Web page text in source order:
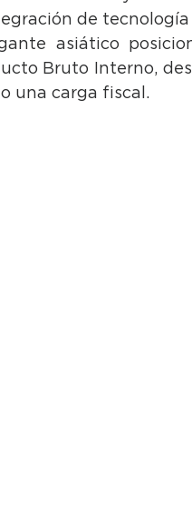
de
asiático
Bruto Interno,
una carga fiscal.